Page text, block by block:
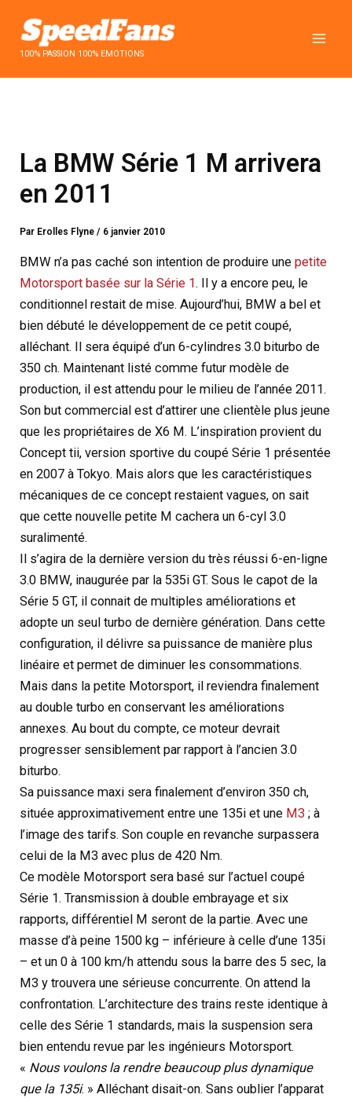
contenu100% PASSION 100% EMOTIONS
La BMW Série 1 M arrivera
en 2011
Par Erolles Flyne/ 6 janvier 2010
BMW n’a pas caché son intention de produire unepetite
Motorsport basée sur la Série 1. Il y a encore peu, le
conditionnel restait de mise. Aujourd’hui, BMW a bel et
bien débuté le développement de ce petit coupé,
alléchant. Il sera équipé d’un 6-cylindres 3.0 biturbo de
350 ch. Maintenant listé comme futur modèle de
production, il est attendu pour le milieu de l’année 2011.
Son but commercial est d’attirer une clientèle plus jeune
que les propriétaires de X6 M. L’inspiration provient du
Concept tii, version sportive du coupé Série 1 présentée
en 2007 à Tokyo. Mais alors que les caractéristiques
mécaniques de ce concept restaient vagues, on sait
que cette nouvelle petite M cachera un 6-cyl 3.0
suralimenté.
Il s’agira de la dernière version du très réussi 6-en-ligne
3.0 BMW, inaugurée par la 535i GT. Sous le capot de la
Série 5 GT, il connait de multiples améliorations et
adopte un seul turbo de dernière génération. Dans cette
configuration, il délivre sa puissance de manière plus
linéaire et permet de diminuer les consommations.
Mais dans la petite Motorsport, il reviendra finalement
au double turbo en conservant les améliorations
annexes. Au bout du compte, ce moteur devrait
progresser sensiblement par rapport à l’ancien 3.0
biturbo.
Sa puissance maxi sera finalement d’environ 350 ch,
située approximativement entre une 135i et une M3 ; à
l’image des tarifs. Son couple en revanche surpassera
celui de la M3 avec plus de 420 Nm.
Ce modèle Motorsport sera basé sur l’actuel coupé
Série 1. Transmission à double embrayage et six
rapports, différentiel M seront de la partie. Avec une
masse d’à peine 1500 kg – inférieure à celle d’une 135i
– et un 0 à 100 km/h attendu sous la barre des 5 sec, la
M3 y trouvera une sérieuse concurrente. On attend la
confrontation. L’architecture des trains reste identique à
celle des Série 1 standards, mais la suspension sera
bien entendu revue par les ingénieurs Motorsport.
« Nous voulons la rendre beaucoup plus dynamique
que la 135i. » Alléchant disait-on. Sans oublier l’apparat